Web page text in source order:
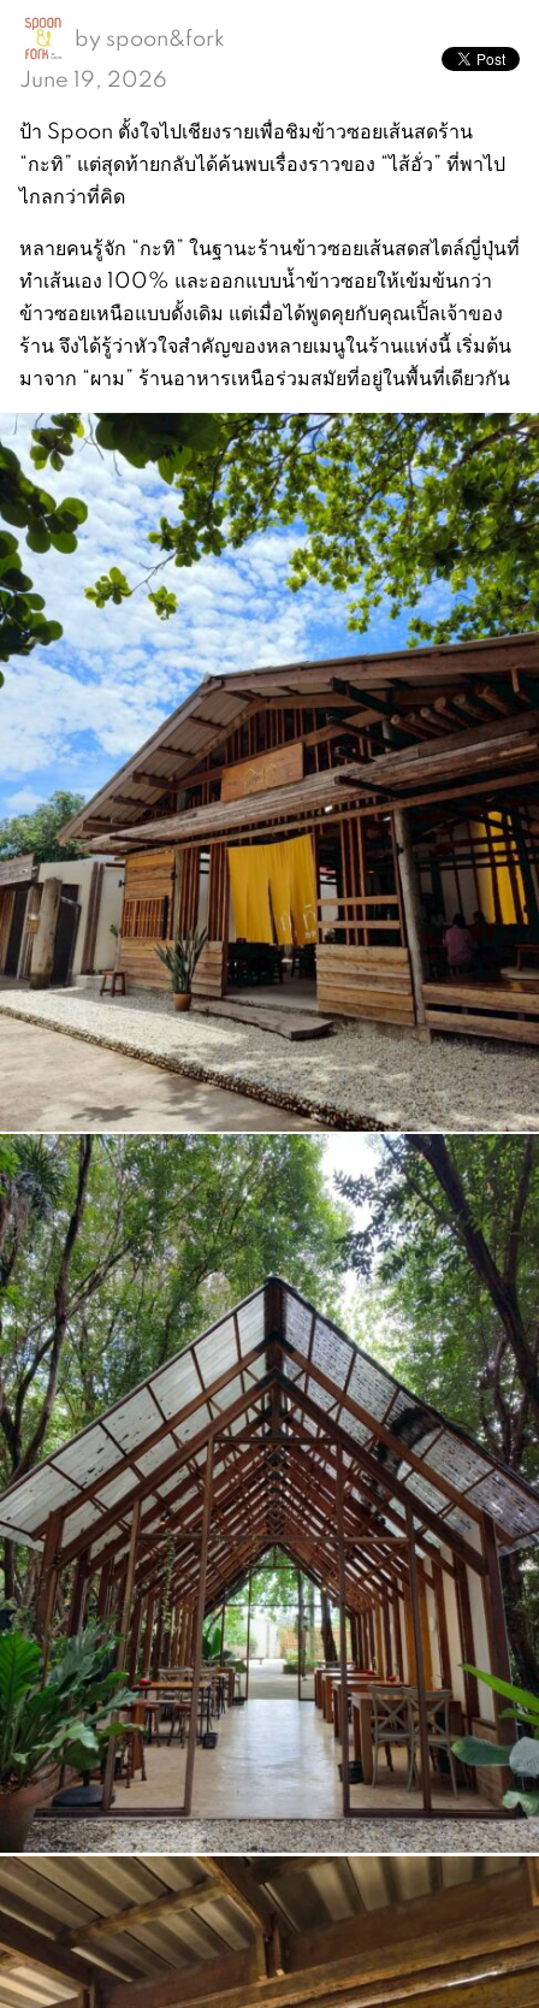
by spoon&fork
June 19, 2026
ป้า Spoon ตั้งใจไปเชียงรายเพื่อชิมข้าวซอยเส้นสดร้าน
“กะทิ” แต่สุดท้ายกลับได้ค้นพบเรื่องราวของ “ไส้อั่ว” ที่พาไป
ไกลกว่าที่คิด
หลายคนรู้จัก “กะทิ” ในฐานะร้านข้าวซอยเส้นสดสไตล์ญี่ปุ่นที่
ทำเส้นเอง 100% และออกแบบน้ำข้าวซอยให้เข้มข้นกว่า
ข้าวซอยเหนือแบบดั้งเดิม แต่เมื่อได้พูดคุยกับคุณเปิ้ลเจ้าของ
ร้าน จึงได้รู้ว่าหัวใจสำคัญของหลายเมนูในร้านแห่งนี้ เริ่มต้น
มาจาก “ผาม” ร้านอาหารเหนือร่วมสมัยที่อยู่ในพื้นที่เดียวกัน